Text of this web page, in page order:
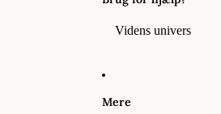
Videns univers
Mere